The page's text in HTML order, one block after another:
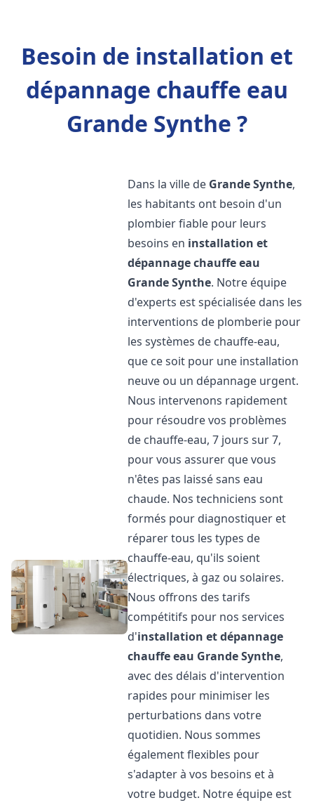
Besoin de installation et
dépannage chauffe eau
Grande Synthe ?
Dans la ville de Grande Synthe,
les habitants ont besoin d'un
plombier fiable pour leurs
besoins en installation et
dépannage chauffe eau
Grande Synthe. Notre équipe
d'experts est spécialisée dans les
interventions de plomberie pour
les systèmes de chauffe-eau,
que ce soit pour une installation
neuve ou un dépannage urgent.
Nous intervenons rapidement
pour résoudre vos problèmes
de chauffe-eau, 7 jours sur 7,
pour vous assurer que vous
n'êtes pas laissé sans eau
chaude. Nos techniciens sont
formés pour diagnostiquer et
réparer tous les types de
chauffe-eau, qu'ils soient
électriques, à gaz ou solaires.
Nous offrons des tarifs
compétitifs pour nos services
d'installation et dépannage
chauffe eau Grande Synthe,
avec des délais d'intervention
rapides pour minimiser les
perturbations dans votre
quotidien. Nous sommes
également flexibles pour
s'adapter à vos besoins et à
votre budget. Notre équipe est